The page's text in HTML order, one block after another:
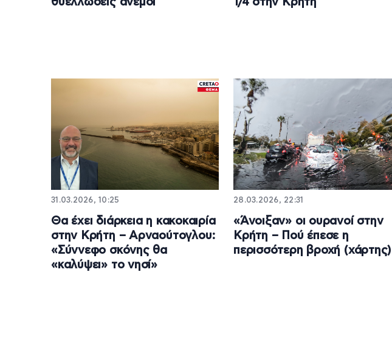
31.03.2026, 10:25
Θα έχει διάρκεια η κακοκαιρία
στην Κρήτη – Αρναούτογλου:
«Σύννεφο σκόνης θα
«καλύψει» το νησί»
28.03.2026, 22:31
«Άνοιξαν» οι ουρανοί στην
Κρήτη – Πού έπεσε η
περισσότερη βροχή (χάρτης)